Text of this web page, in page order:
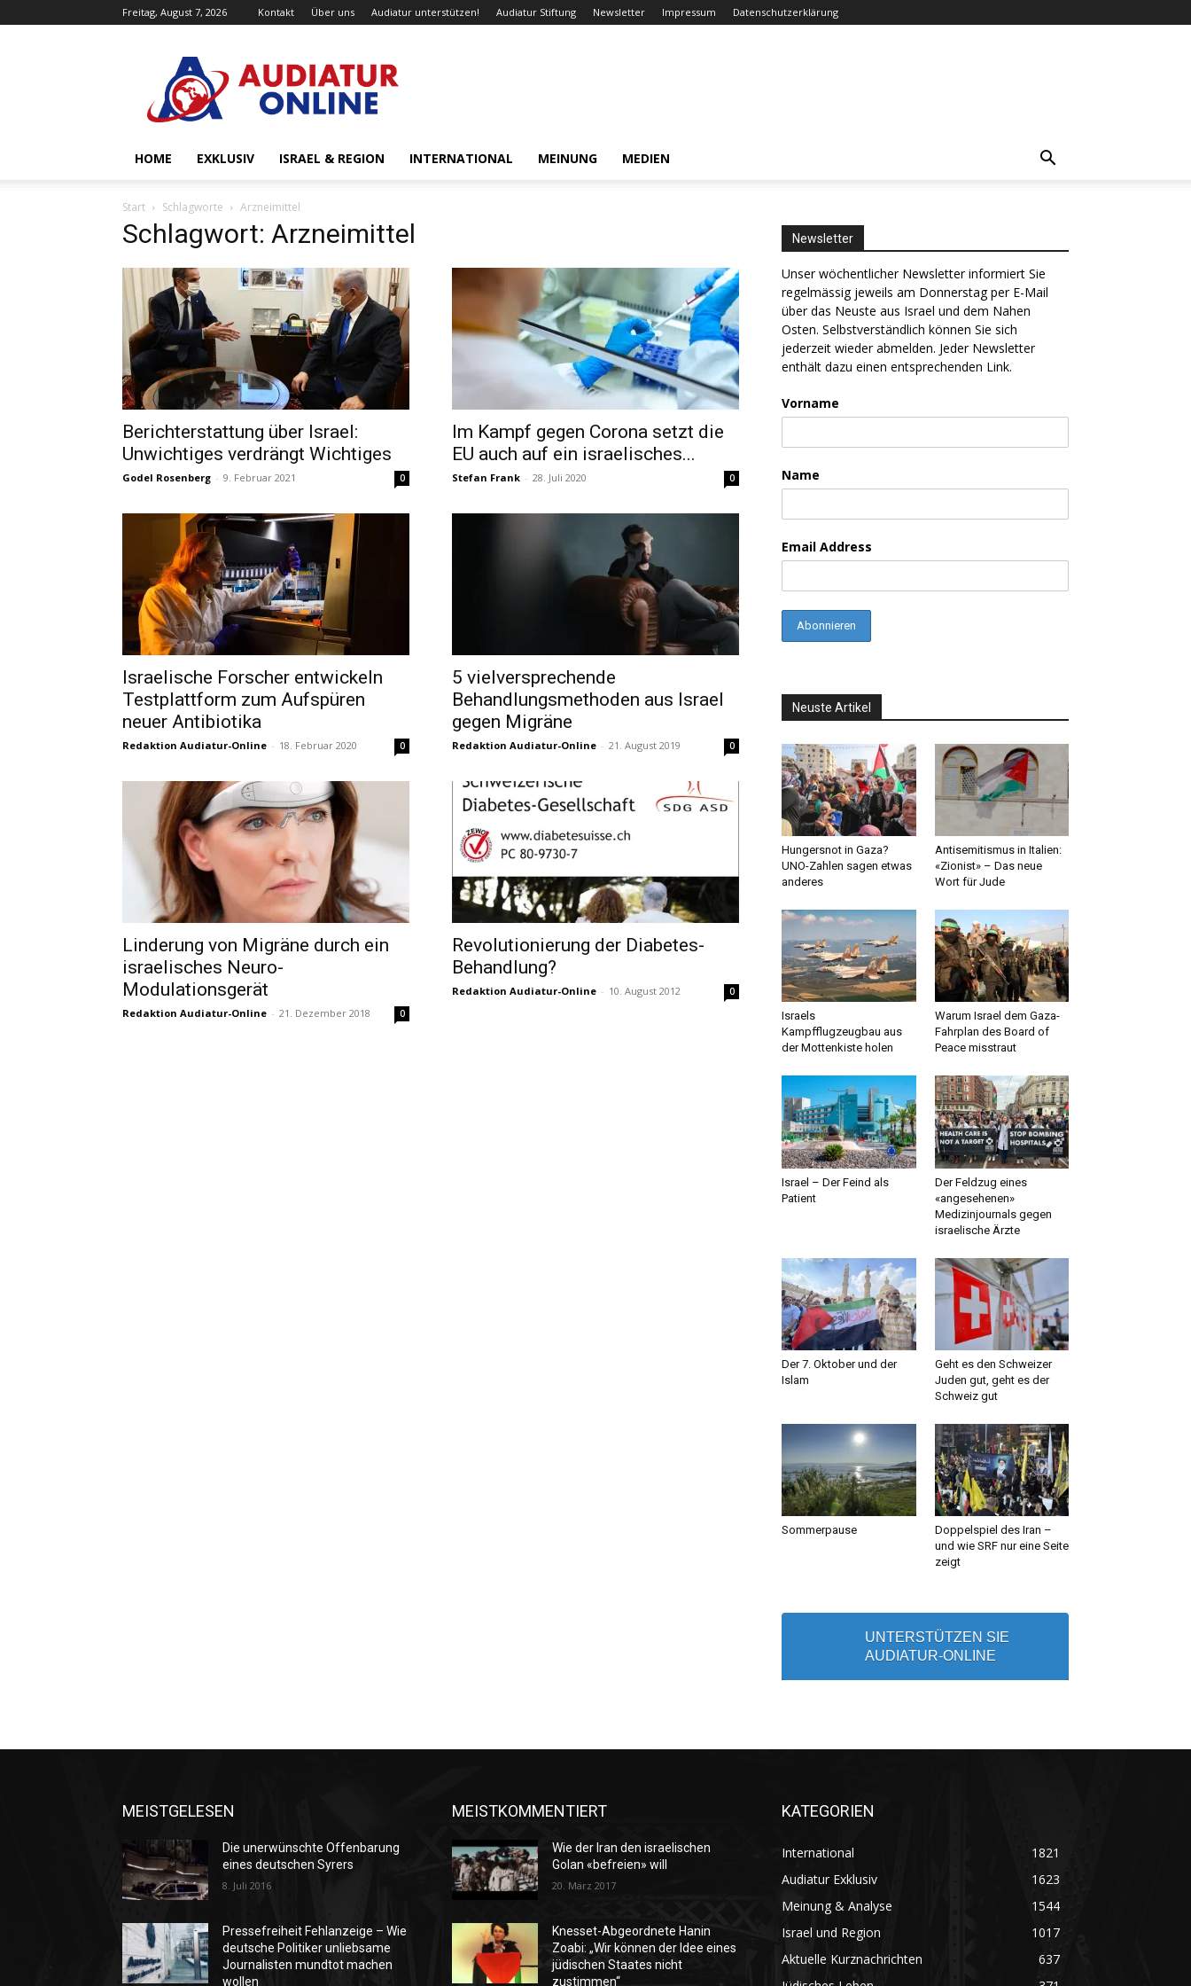
Freitag, August 7, 2026 Kontakt Über uns Audiatur unterstützen! Audiatur Stiftung Newsletter Impressum Datenschutzerklärung
Online
HOME EXKLUSIV ISRAEL & REGION INTERNATIONAL MEINUNG MEDIEN
Start Schlagworte Arzneimittel
Schlagwort: Arzneimittel
Berichterstattung über Israel:
Unwichtiges verdrängt Wichtiges
Godel Rosenberg - 9. Februar 2021 0
Im Kampf gegen Corona setzt die
EU auch auf ein israelisches...
Stefan Frank - 28. Juli 2020 0
Israelische Forscher entwickeln
Testplattform zum Aufspüren
neuer Antibiotika
Redaktion Audiatur-Online - 18. Februar 2020 0
5 vielversprechende
Behandlungsmethoden aus Israel
gegen Migräne
Redaktion Audiatur-Online - 21. August 2019 0
Linderung von Migräne durch ein
israelisches Neuro-
Modulationsgerät
Redaktion Audiatur-Online - 21. Dezember 2018 0
Revolutionierung der Diabetes-
Behandlung?
Redaktion Audiatur-Online - 10. August 2012 0
Newsletter
Unser wöchentlicher Newsletter informiert Sie
regelmässig jeweils am Donnerstag per E-Mail
über das Neuste aus Israel und dem Nahen
Osten. Selbstverständlich können Sie sich
jederzeit wieder abmelden. Jeder Newsletter
enthält dazu einen entsprechenden Link.
Vorname
Name
Email Address
Neuste Artikel
Hungersnot in Gaza?
UNO-Zahlen sagen etwas
anderes
Antisemitismus in Italien:
«Zionist» – Das neue
Wort für Jude
Israels
Kampfflugzeugbau aus
der Mottenkiste holen
Warum Israel dem Gaza-
Fahrplan des Board of
Peace misstraut
Israel – Der Feind als
Patient
Der Feldzug eines
«angesehenen»
Medizinjournals gegen
israelische Ärzte
Der 7. Oktober und der
Islam
Geht es den Schweizer
Juden gut, geht es der
Schweiz gut
Sommerpause
Doppelspiel des Iran –
und wie SRF nur eine Seite
zeigt
UNTERSTÜTZEN SIE
AUDIATUR-ONLINE
MEISTGELESEN
Die unerwünschte Offenbarung
eines deutschen Syrers
8. Juli 2016
Pressefreiheit Fehlanzeige – Wie
deutsche Politiker unliebsame
Journalisten mundtot machen
wollen
MEISTKOMMENTIERT
Wie der Iran den israelischen
Golan «befreien» will
20. März 2017
Knesset-Abgeordnete Hanin
Zoabi: „Wir können der Idee eines
jüdischen Staates nicht
zustimmen“
KATEGORIEN
International
1821
Audiatur Exklusiv
1623
Meinung & Analyse
1544
Israel und Region
1017
Aktuelle Kurznachrichten
637